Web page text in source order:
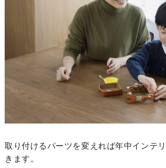
取り付けるパーツを変えれば年中インテ
きます。